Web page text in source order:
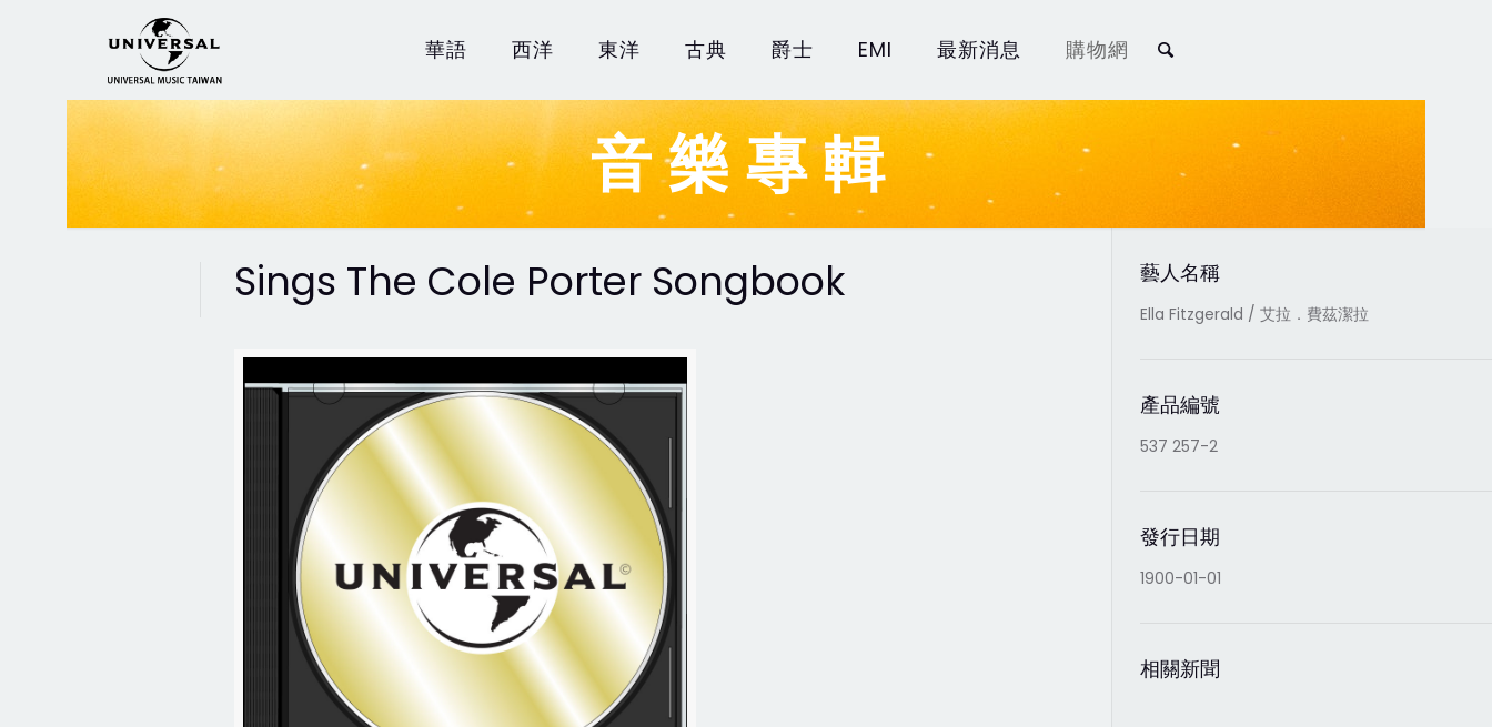
華語 西洋 東洋 古典 爵士 EMI 最新消息 購物網
音樂專輯
Sings The Cole Porter Songbook 藝人名稱
Ella Fitzgerald / 艾拉．費茲潔拉
產品編號
537 257-2
發行日期
1900-01-01
相關新聞